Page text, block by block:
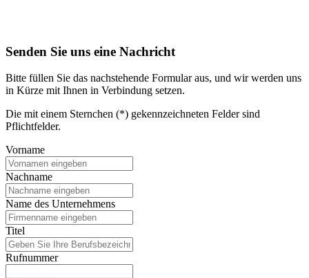
Senden Sie uns eine Nachricht
Bitte füllen Sie das nachstehende Formular aus, und wir werden uns
in Kürze mit Ihnen in Verbindung setzen.
Die mit einem Sternchen (*) gekennzeichneten Felder sind
Pflichtfelder.
Vorname
Nachname
Name des Unternehmens
Titel
Rufnummer